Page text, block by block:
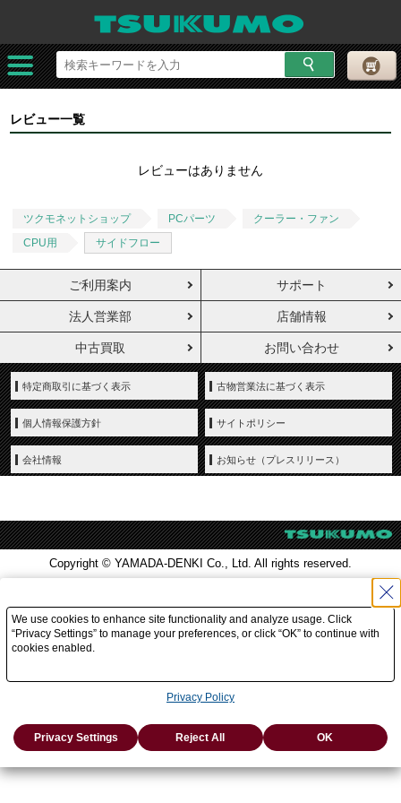
レビュー一覧
レビューはありません
ツクモネットショップ PCパーツ
クーラー・ファン
CPU用
サイドフロー
ご利用案内 サポート
法人営業部 店舗情報
中古買取 お問い合わせ
特定商取引に基づく表示 古物営業法に基づく表示
個人情報保護方針 サイトポリシー
会社情報 お知らせ（プレスリリース）
Copyright © YAMADA-DENKI Co., Ltd. All rights reserved.
We use cookies to enhance site functionality and analyze usage. Click
“Privacy Settings” to manage your preferences, or click “OK” to continue with
cookies enabled.
Privacy Policy
Privacy Settings Reject All OK